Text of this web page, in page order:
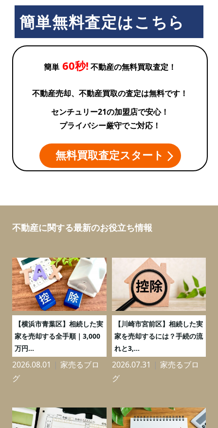
簡単無料査定はこちら
簡単 60秒! 不動産の無料買取査定！
不動産売却、不動産買取の査定は無料です！
センチュリー21の加盟店で安心！
プライバシー厳守でご対応！
無料買取査定スタート
不動産に関する最新のお役立ち情報
【横浜市青葉区】相続した実
家を売却する全手順｜3,000
万円...
2026.08.01
家売るブロ
グ
【川崎市宮前区】相続した実
家を売却するには？手続の流
れと3,...
2026.07.31
家売るブロ
グ